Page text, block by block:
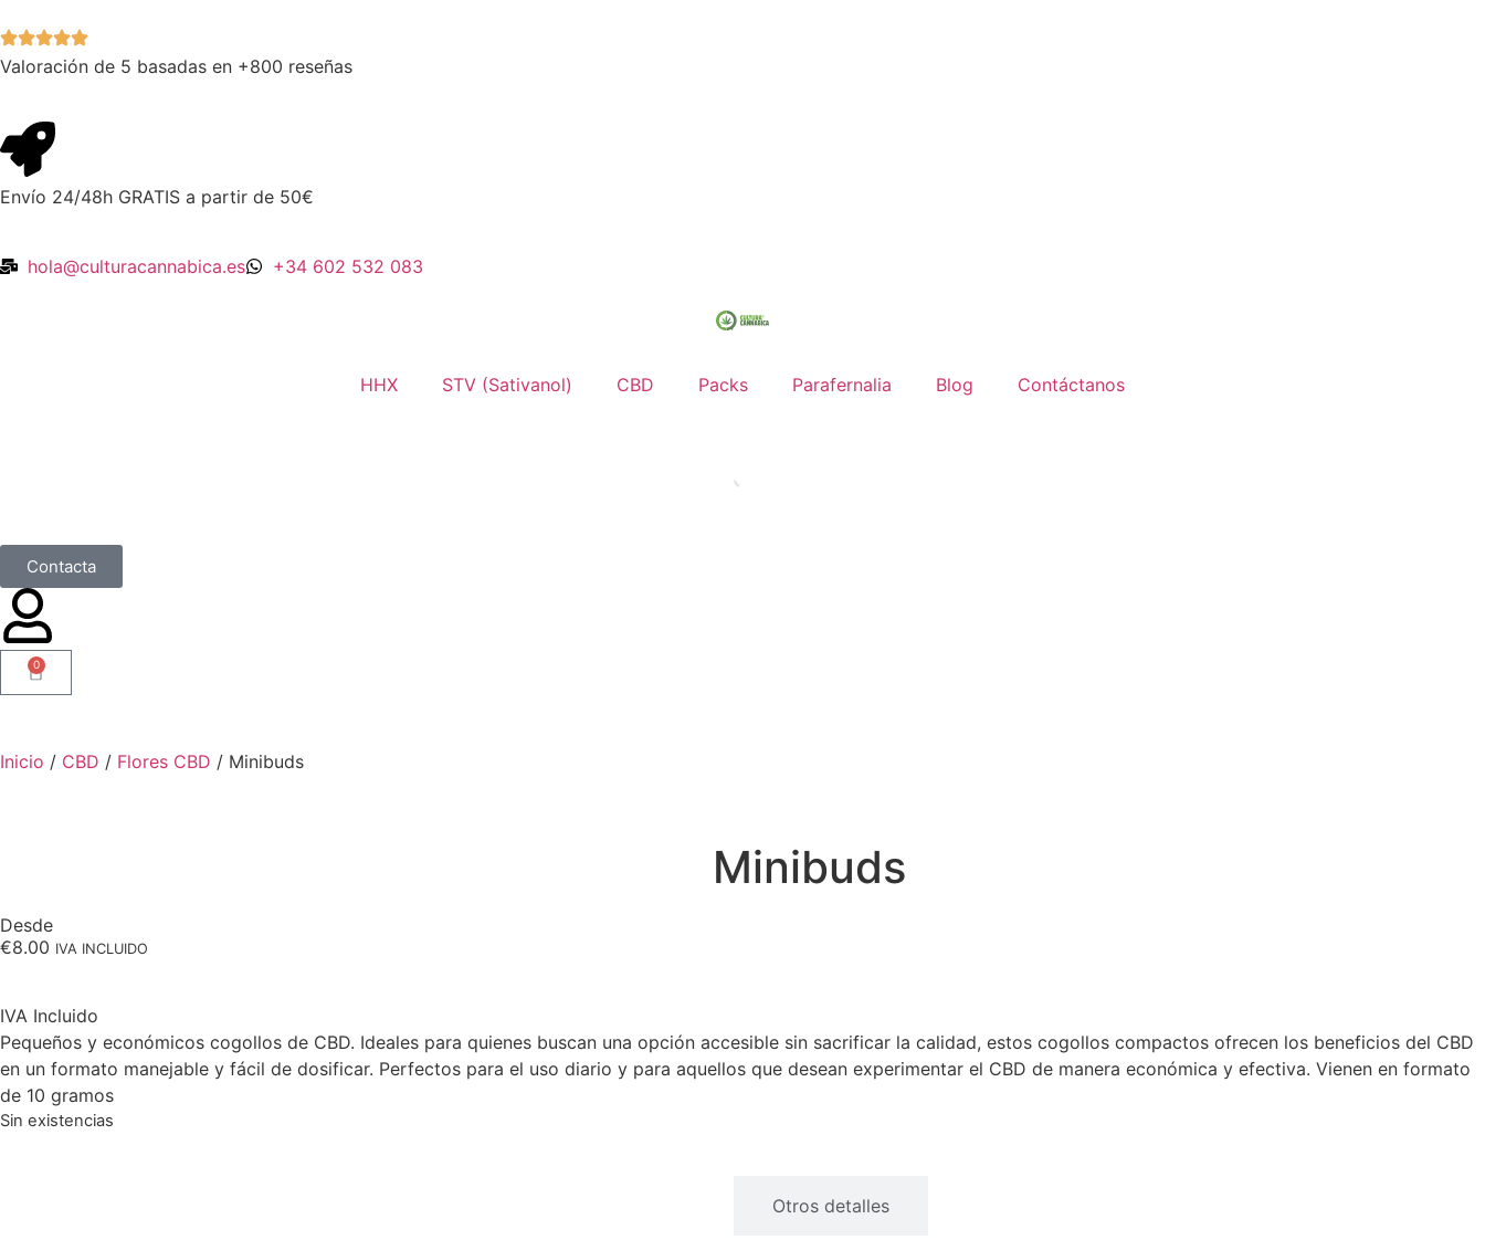
Valoración de 5 basadas en +800 reseñas
Envío 24/48h GRATIS a partir de 50€
hola@culturacannabica.es +34 602 532 083
HHX STV (Sativanol) CBD Packs Parafernalia Blog Contáctanos
Contacta
0
Inicio / CBD / Flores CBD / Minibuds
Minibuds
Desde
€8.00 IVA INCLUIDO
IVA Incluido
Pequeños y económicos cogollos de CBD. Ideales para quienes buscan una opción accesible sin sacrificar la calidad, estos cogollos compactos ofrecen los beneficios del CBD
en un formato manejable y fácil de dosificar. Perfectos para el uso diario y para aquellos que desean experimentar el CBD de manera económica y efectiva. Vienen en formato
de 10 gramos
Sin existencias
Otros detalles